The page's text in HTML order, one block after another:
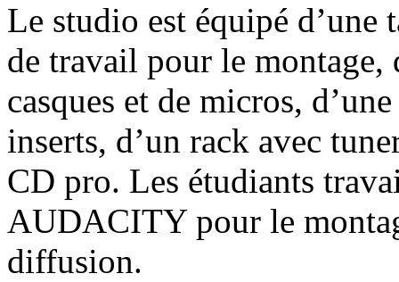
Le studio est équipé d’une
de travail pour le montage,
casques et de micros,
inserts, d’un rack avec
CD pro. Les étudiants
AUDACITY pour le
diffusion.